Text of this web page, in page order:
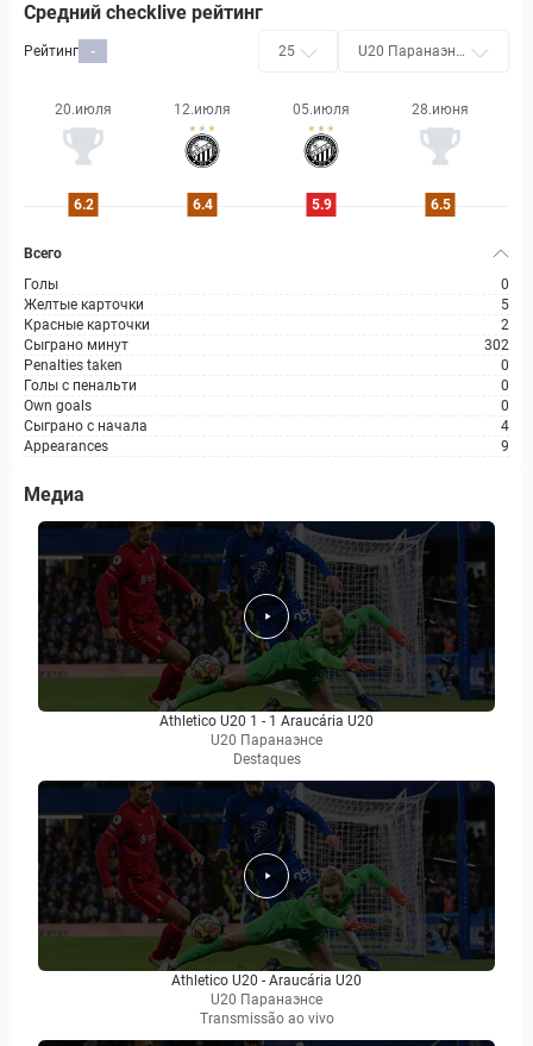
Средний checklive рейтинг
Рейтинг - 25
U20 Паранаэнс
20.июля 12.июля 05.июля 28.июня
6.2 6.4 5.9 6.5
Всего
Голы
0
Желтые карточки
5
Красные карточки
2
Сыграно минут
302
Penalties taken
0
Голы с пенальти
0
Own goals
0
Сыграно с начала
4
Appearances
9
Медиа
Athletico U20 1 - 1 Araucária U20
U20 Паранаэнсе
Destaques
Athletico U20 - Araucária U20
U20 Паранаэнсе
Transmissão ao vivo